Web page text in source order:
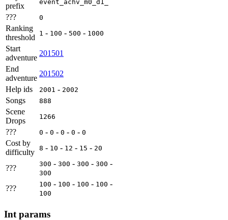
prefix
event_achv_m0_d1_
??? 0
Ranking
threshold
1 - 100 - 500 - 1000
Start
adventure
201501
End
adventure
201502
Help ids
2001 - 2002
Songs 888
Scene
Drops
1266
??? 0 - 0 - 0 - 0 - 0
Cost by
difficulty 8 - 10 - 12 - 15 - 20
??? 300 - 300 - 300 - 300 -
300
??? 100 - 100 - 100 - 100 -
100
Int params